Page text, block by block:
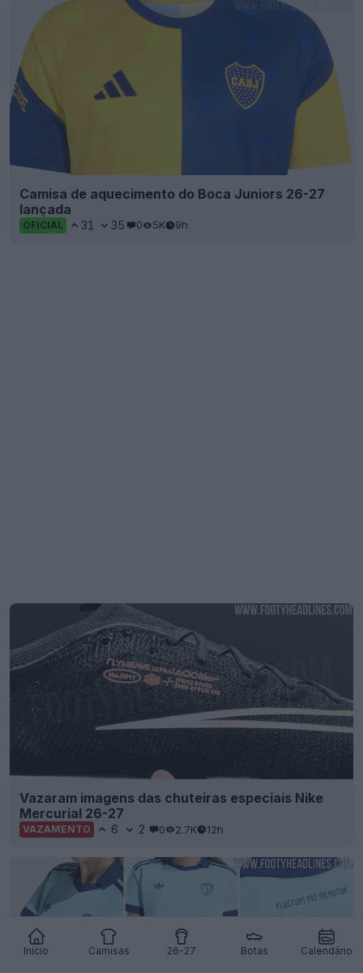
Início Camisas 26-27 Botas Calendário
Camisa de aquecimento do Boca Juniors 26-27
lançada
OFICIAL 31 35 0 5K 9h
Vazaram imagens das chuteiras especiais Nike
Mercurial 26-27
VAZAMENTO 6 2 0 2.7K 12h